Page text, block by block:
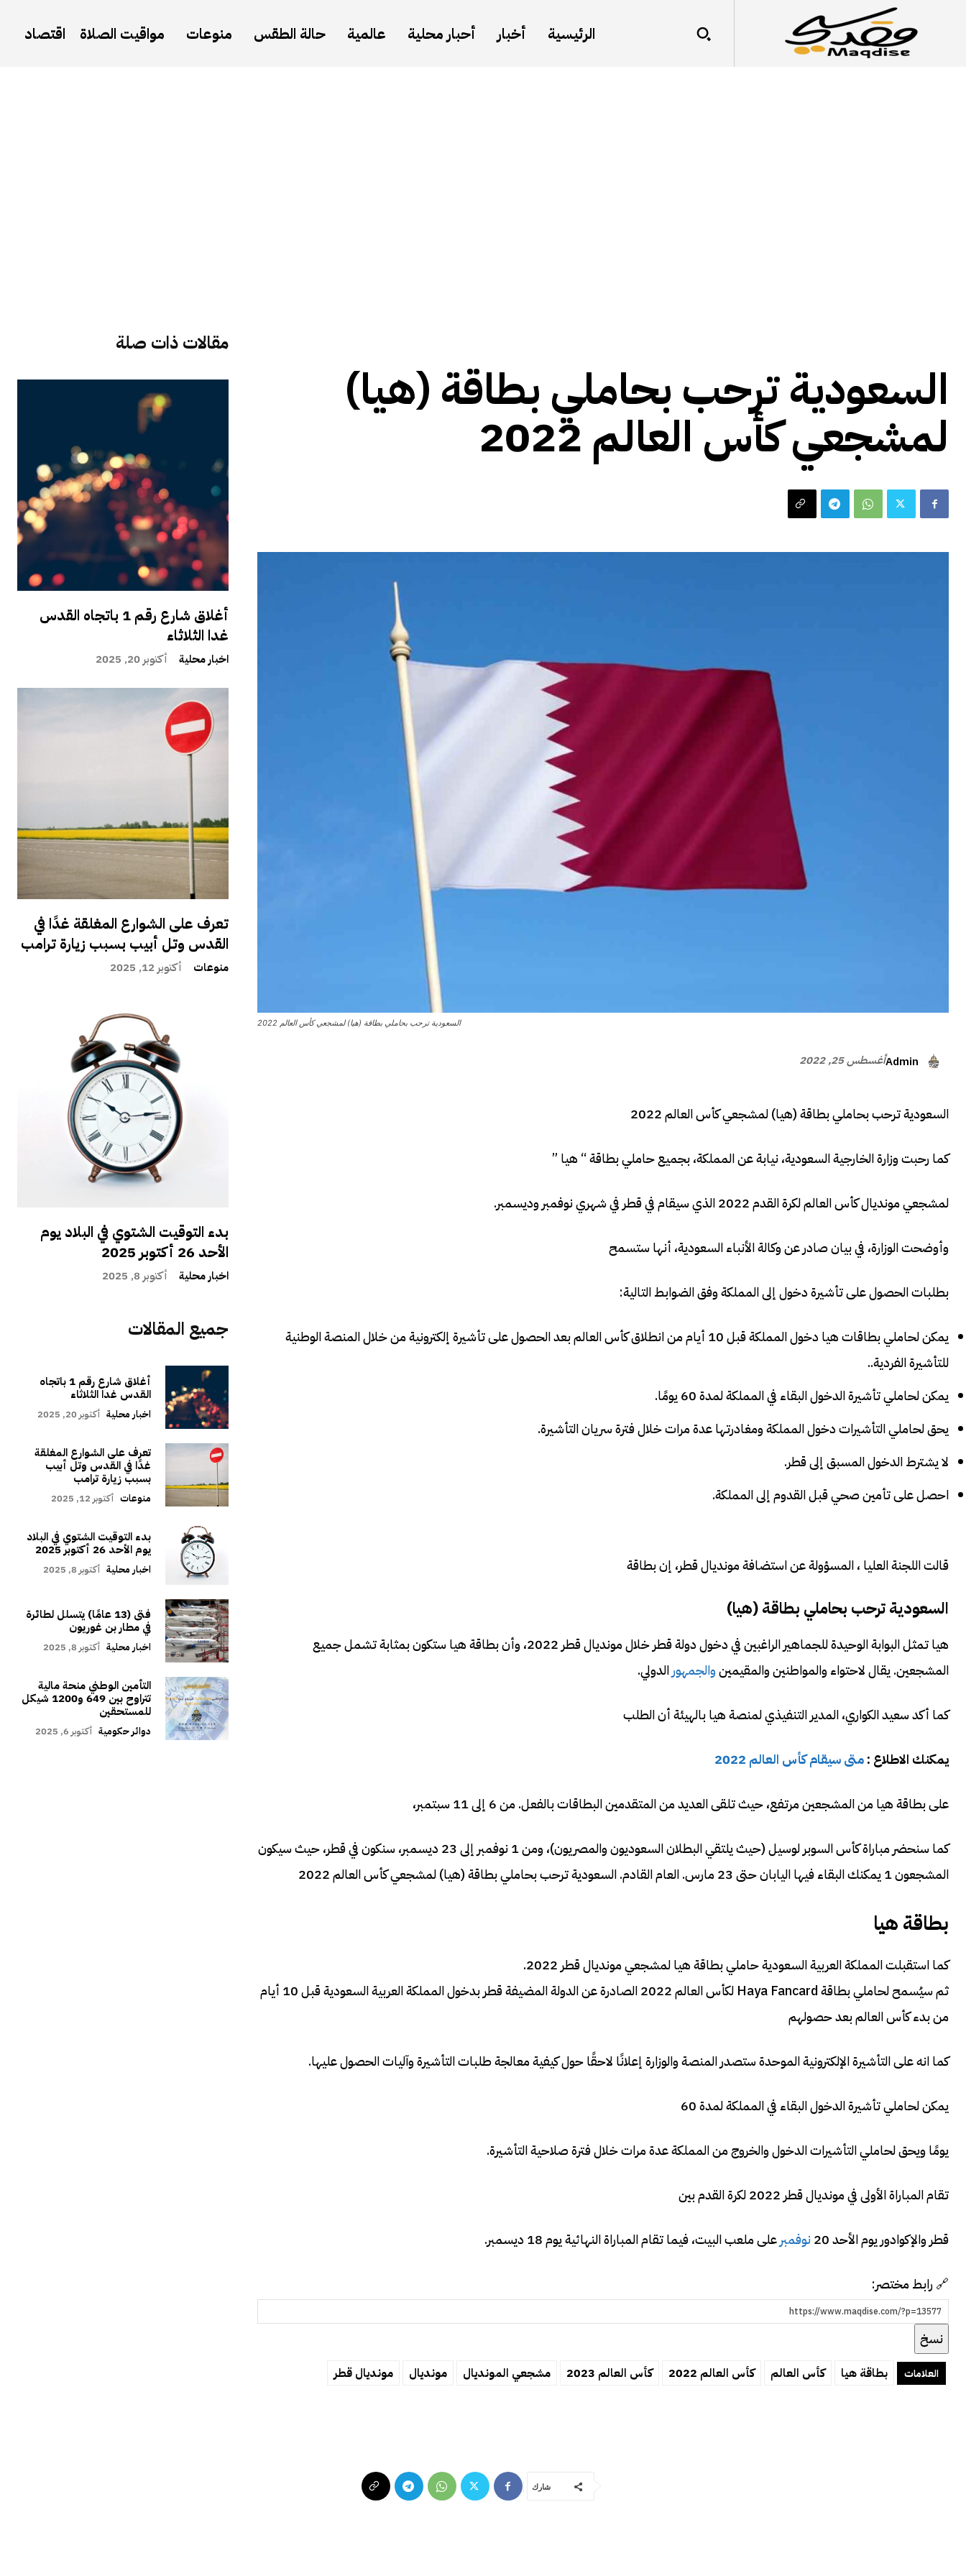
الرئيسية أخبار أحبار محلية عالمية حالة الطقس منوعات مواقيت الصلاة اقتصاد
مقالات ذات صلة
أغلاق شارع رقم 1 باتجاه القدس
غدا الثلاثاء
اخبار محلية أكتوبر 20, 2025
تعرف على الشوارع المغلقة غدًا في
القدس وتل أبيب بسبب زيارة ترامب
منوعات أكتوبر 12, 2025
بدء التوقيت الشتوي في البلاد يوم
الأحد 26 أكتوبر 2025
اخبار محلية أكتوبر 8, 2025
جميع المقالات
أغلاق شارع رقم 1 باتجاه
القدس غدا الثلاثاء
اخبار محلية أكتوبر 20, 2025
تعرف على الشوارع المغلقة
غدًا في القدس وتل أبيب
بسبب زيارة ترامب
منوعات أكتوبر 12, 2025
بدء التوقيت الشتوي في البلاد
يوم الأحد 26 أكتوبر 2025
اخبار محلية أكتوبر 8, 2025
فتى (13 عامًا) يتسلل لطائرة
في مطار بن غوريون
اخبار محلية أكتوبر 8, 2025
التأمين الوطني منحة مالية
تتراوح بين 649 و1200 شيكل
للمستحقين
دوائر حكومية أكتوبر 6, 2025
السعودية ترحب بحاملي بطاقة (هيا)
لمشجعي كأس العالم 2022
السعودية ترحب بحاملي بطاقة (هيا) لمشجعي كأس العالم 2022
أغسطس 25, 2022Admin
السعودية ترحب بحاملي بطاقة (هيا) لمشجعي كأس العالم 2022
كما رحبت وزارة الخارجية السعودية، نيابة عن المملكة، بجميع حاملي بطاقة “ هيا ”
لمشجعي مونديال كأس العالم لكرة القدم 2022 الذي سيقام في قطر في شهري نوفمبر وديسمبر.
وأوضحت الوزارة، في بيان صادر عن وكالة الأنباء السعودية، أنها ستسمح
بطلبات الحصول على تأشيرة دخول إلى المملكة وفق الضوابط التالية:
يمكن لحاملي بطاقات هيا دخول المملكة قبل 10 أيام من انطلاق كأس العالم بعد الحصول على تأشيرة إلكترونية من خلال المنصة الوطنية
للتأشيرة الفردية..
يمكن لحاملي تأشيرة الدخول البقاء في المملكة لمدة 60 يومًا.
يحق لحاملي التأشيرات دخول المملكة ومغادرتها عدة مرات خلال فترة سريان التأشيرة.
لا يشترط الدخول المسبق إلى قطر.
احصل على تأمين صحي قبل القدوم إلى المملكة.
قالت اللجنة العليا ، المسؤولة عن استضافة مونديال قطر، إن بطاقة
السعودية ترحب بحاملي بطاقة (هيا)
هيا تمثل البوابة الوحيدة للجماهير الراغبين في دخول دولة قطر خلال مونديال قطر 2022، وأن بطاقة هيا ستكون بمثابة تشمل جميع
المشجعين. يقال لاحتواء والمواطنين والمقيمينوالجمهور الدولي.
كما أكد سعيد الكواري، المدير التنفيذي لمنصة هيا بالهيئة أن الطلب
يمكنك الاطلاع :متى سيقام كأس العالم 2022
على بطاقة هيا من المشجعين مرتفع، حيث تلقى العديد من المتقدمين البطاقات بالفعل. من 6 إلى 11 سبتمبر،
كما سنحضر مباراة كأس السوبر لوسيل (حيث يلتقي البطلان السعوديون والمصريون)، ومن 1 نوفمبر إلى 23 ديسمبر، سنكون في قطر، حيث سيكون
المشجعون 1 يمكنك البقاء فيها اليابان حتى 23 مارس. العام القادم. السعودية ترحب بحاملي بطاقة (هيا) لمشجعي كأس العالم 2022
بطاقة هيا
كما استقبلت المملكة العربية السعودية حاملي بطاقة هيا لمشجعي مونديال قطر 2022.
ثم سيُسمح لحاملي بطاقة Haya Fancard لكأس العالم 2022 الصادرة عن الدولة المضيفة قطر بدخول المملكة العربية السعودية قبل 10 أيام
من بدء كأس العالم بعد حصولهم
كما انه على التأشيرة الإلكترونية الموحدة ستصدر المنصة والوزارة إعلانًا لاحقًا حول كيفية معالجة طلبات التأشيرة وآليات الحصول عليها.
يمكن لحاملي تأشيرة الدخول البقاء في المملكة لمدة 60
يومًا ويحق لحاملي التأشيرات الدخول والخروج من المملكة عدة مرات خلال فترة صلاحية التأشيرة.
تقام المباراة الأولى في مونديال قطر 2022 لكرة القدم بين
قطر والإكوادور يوم الأحد 20 نوفمبر على ملعب البيت، فيما تقام المباراة النهائية يوم 18 ديسمبر.
🔗 رابط مختصر:
نسخ
العلامات بطاقة هيا كأس العالم كأس العالم 2022 كأس العالم 2023 مشجعي المونديال مونديال مونديال قطر
شارك